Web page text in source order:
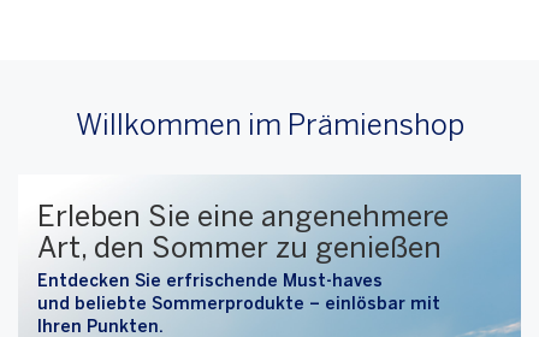
Warning:
Success:
Password
Startseite
Willkommen im Prämienshop
Erleben Sie eine angenehmere
Art, den Sommer zu genießen
Entdecken Sie erfrischende Must-haves
und beliebte Sommerprodukte – einlösbar mit
Ihren Punkten.
Folgen Sie dem Stern der
Exzellenz
Erleben Sie Montblanc Exzellenz in jeder Naht,
jeder Linie, jedem Detail.
American Express Karte
weiterempfehlen
Empfehlen Sie jetzt Ihre American Express®
Kreditkarte weiter und profitieren Sie von
attraktiven Freundschaftsprämien
Neu eingetroffen: Rimowa
Präzision, Stil und Prestige - auf jeder Reise
Jetzt shoppen